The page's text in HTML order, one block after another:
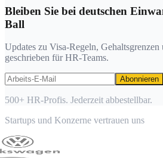
Bleiben Sie bei deutschen
Ball
Updates zu Visa-Regeln,
geschrieben für HR-Teams.
Abonnieren
500+ HR-Profis. Jederzeit abbestellbar.
Startups und Konzerne vertrauen uns